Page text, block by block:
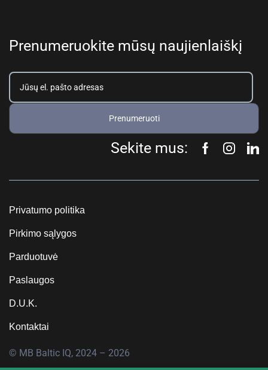
Prenumeruokite mūsų naujienlaiškį
Prenumeruoti
Sekite mus:
Privatumo politika
Pirkimo sąlygos
Parduotuvė
Paslaugos
D.U.K.
Kontaktai
© MB Baltic IQ, 2024 – 2026